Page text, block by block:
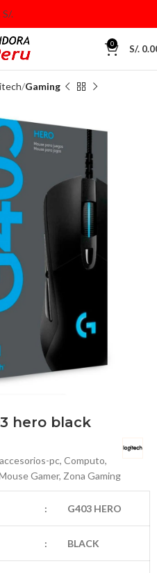
0 S/.
Gaming
hero black
accesorios-pc, Computo,
Gamer, Zona Gaming
: G403 HERO
: BLACK